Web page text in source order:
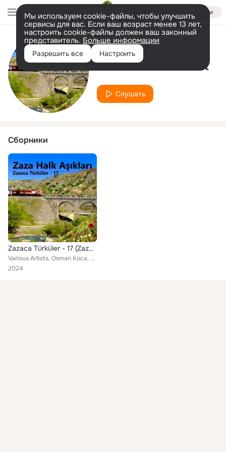
Войти
Мы используем cookie-файлы, чтобы улучшить
сервисы для вас. Если ваш возраст менее 13 лет,
настроить cookie-файлы должен ваш законный
представитель. Больше информации
Разрешить все Настроить
Исполнитель
Sarmallı Zaza Rafet
Слушать
Сборники
Zazaca Türküler - 17 (Zaza Halk Aşıkları)
Various Artists, Osman Koca, Xal Rıza, Zaza Üzeyir İnce, Aksaray Ekecikli Zaza Dayı, Sarmallı Zaza Rafet
2024